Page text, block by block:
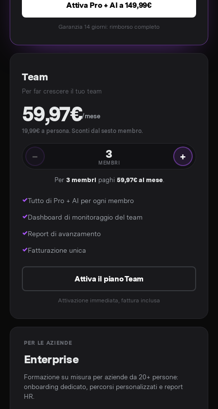
Attiva Pro + AI a 149,99€
Garanzia 14 giorni: rimborso completo
Team
Per far crescere il tuo team
59,97€/mese
19,99€ a persona. Sconti dal sesto membro.
− 3
MEMBRI
+
Per 3 membri paghi 59,97€ al mese.
Tutto di Pro + AI per ogni membro
Dashboard di monitoraggio del team
Report di avanzamento
Fatturazione unica
Attiva il piano Team
Attivazione immediata, fattura inclusa
PER LE AZIENDE
Enterprise
Formazione su misura per aziende da 20+ persone:
onboarding dedicato, percorsi personalizzati e report
HR.